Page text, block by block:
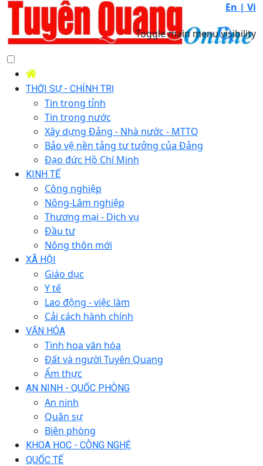
En | Vi
Toggle main menu visibility
THỜI SỰ - CHÍNH TRỊ
Tin trong tỉnh
Tin trong nước
Xây dựng Đảng - Nhà nước - MTTQ
Bảo vệ nền tảng tư tưởng của Đảng
Đạo đức Hồ Chí Minh
KINH TẾ
Công nghiệp
Nông-Lâm nghiệp
Thương mại - Dịch vụ
Đầu tư
Nông thôn mới
XÃ HỘI
Giáo dục
Y tế
Lao động - việc làm
Cải cách hành chính
VĂN HÓA
Tinh hoa văn hóa
Đất và người Tuyên Quang
Ẩm thực
AN NINH - QUỐC PHÒNG
An ninh
Quân sự
Biên phòng
KHOA HỌC - CÔNG NGHỆ
QUỐC TẾ